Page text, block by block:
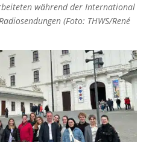
während der International
(Foto: THWS/René